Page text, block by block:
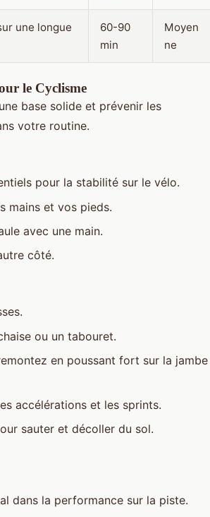
une longue
60-90
min
Moyen
ne
le Cyclisme
base solide et prévenir les
votre routine.
pour la stabilité sur le vélo.
mains et vos pieds.
avec une main.
côté.
ou un tabouret.
en poussant fort sur la jambe
accélérations et les sprints.
sauter et décoller du sol.
dans la performance sur la piste.